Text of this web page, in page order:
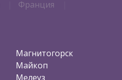
Франция
Магнитогорск
Майкоп
Мелеуз